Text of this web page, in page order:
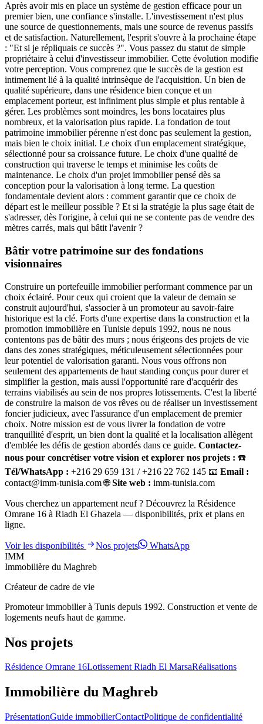
Après avoir mis en place un système de gestion efficace pour un
premier bien, une confiance s'installe. L'investissement n'est plus
une source de questionnements, mais une source de revenus passifs
et de satisfaction. Naturellement, l'esprit s'ouvre à la prochaine étape
: "Et si je répliquais ce succès ?". Vous passez du statut de simple
propriétaire à celui d'investisseur immobilier. Cette évolution modifie
votre perception. Vous comprenez que le succès de la gestion est
intimement lié à la qualité intrinsèque de l'acquisition. Un bien de
qualité supérieure, dans une résidence bien conçue et un
emplacement porteur, est infiniment plus simple et plus rentable à
gérer. Les problèmes sont moindres, les bons locataires plus
nombreux, et la valorisation plus rapide. La fondation de tout
patrimoine immobilier pérenne n'est donc pas seulement la gestion,
mais bien le choix initial. Le choix d'un emplacement stratégique,
sélectionné pour sa croissance future. Le choix d'une qualité de
construction qui traverse le temps et minimise les coûts de
maintenance. Le choix d'un projet immobilier pensé dès sa
conception pour la valorisation à long terme. La question
fondamentale devient alors : comment garantir que ce choix de
départ est le meilleur possible ? Et si la stratégie la plus sage était de
s'adresser, dès l'origine, à celui qui ne se contente pas de vendre des
mètres carrés, mais qui bâtit l'avenir ?
Bâtir votre patrimoine sur des fondations
visionnaires
Construire un portefeuille immobilier performant commence par un
choix éclairé. Pour ceux qui croient que la valeur de demain se
construit aujourd'hui, s'associer à un promoteur au savoir-faire
historique est la clé. Forts d'une expertise dans la construction et la
promotion immobilière en Tunisie depuis 1992, nous ne nous
contentons pas de bâtir des murs ; nous érigeons des projets de vie
dans des zones stratégiques, méticuleusement sélectionnées pour
leur potentiel de valorisation garanti. Nous vous offrons non
seulement des appartements de haut standing conçus pour durer et
simplifier la gestion, mais aussi l'opportunité rare d'acquérir des
terrains viabilisés au sein de nos propres lotissements. C'est la liberté
de construire la maison de vos rêves ou de réaliser un investissement
foncier judicieux, avec l'assurance d'un emplacement de premier
choix. Notre mission est de vous livrer la fondation de votre
tranquillité d'esprit, un bien dont la qualité et la localisation allègent
d'emblée les défis de gestion abordés dans ce guide. Contactez-
nous pour concrétiser votre vision et explorer nos projets : ☎️
Tél/WhatsApp : +216 29 659 131 / +216 22 762 145 📧 Email :
contact@imm-tunisia.com 🌐Site web : imm-tunisia.com
Vous cherchez un appartement neuf ? Découvrez la Résidence
Omrane 16 à Riadh El Ghazela — disponibilités, prix et plans en
ligne.
Voir les disponibilités Nos projets
WhatsApp
IMM
Immobilière du Maghreb
Créateur de cadre de vie
Promoteur immobilier à Tunis depuis 1992. Construction et vente de
logements neufs haut de gamme.
Nos projets
Résidence Omrane 16Lotissement Riadh El MarsaRéalisations
Immobilière du Maghreb
PrésentationGuide immobilierContactPolitique de confidentialité